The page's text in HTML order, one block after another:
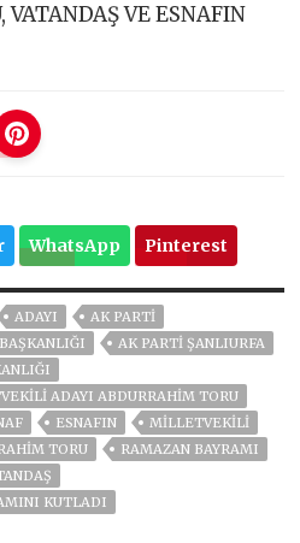
VATANDAŞ VE ESNAFIN
WhatsApp Pinterest
ADAYI
AK PARTİ
AK PARTI ŞANLIURFA
ADAYI ABDURRAHIM TORU
ESNAFIN
MİLLETVEKİLİ
TORU
RAMAZAN BAYRAMI
KUTLADI